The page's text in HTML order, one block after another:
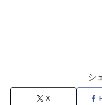
シ
X